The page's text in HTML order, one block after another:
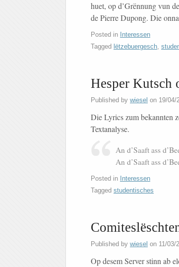
huet, op d’Grënnung vun
de Pierre Dupong. Die
Posted in Interessen
Tagged lëtzebuergesch,
Hesper Kutsch
Published by wiesel on 19/04/
Die Lyrics zum bekannten
Textanalyse.
An d’Saaft ass
An d’Saaft ass
Posted in Interessen
Tagged studentisches
Published by wiesel on 11/03/
Op desem Server stinn ab